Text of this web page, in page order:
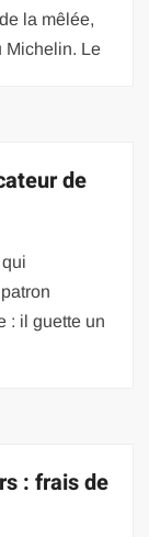
la mêlée,
Michelin. Le
de
: il guette un
: frais de